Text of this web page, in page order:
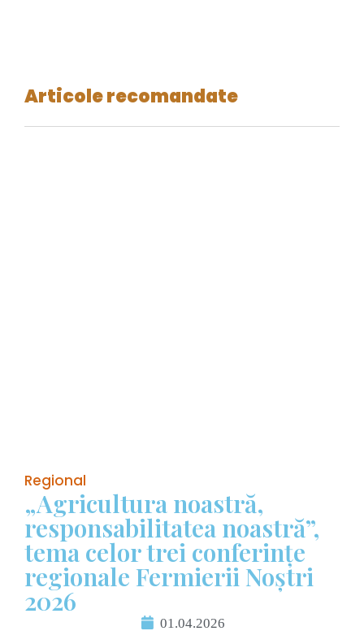
Articole recomandate
Regional
„Agricultura noastră,
responsabilitatea noastră”,
tema celor trei conferințe
regionale Fermierii Noștri
2026
01.04.2026